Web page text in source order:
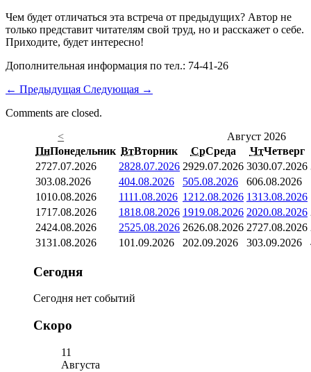
Чем будет отличаться эта встреча от предыдущих? Автор не
только представит читателям свой труд, но и расскажет о себе.
Приходите, будет интересно!
Дополнительная информация по тел.: 74-41-26
← Предыдущая Следующая →
Comments are closed.
<
Август 2026
ПнПонедельник ВтВторник СрСреда ЧтЧетверг
2727.07.2026 2828.07.2026 2929.07.2026 3030.07.2026
303.08.2026 404.08.2026 505.08.2026 606.08.2026
1010.08.2026 1111.08.2026 1212.08.2026 1313.08.2026
1717.08.2026 1818.08.2026 1919.08.2026 2020.08.2026
2424.08.2026 2525.08.2026 2626.08.2026 2727.08.2026
3131.08.2026 101.09.2026 202.09.2026 303.09.2026
Сегодня
Сегодня нет событий
Скоро
11
Августа